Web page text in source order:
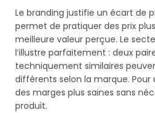
Le branding justifie un écart de
permet de pratiquer des prix
meilleure valeur perçue. Le
l’illustre parfaitement : deux
techniquement similaires
différents selon la marque. Pour
des marges plus saines sans
produit.